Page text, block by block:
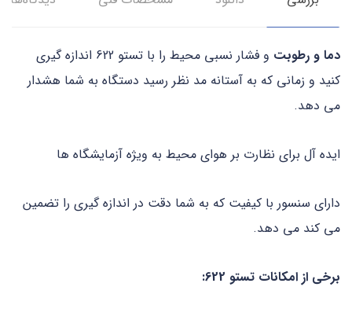
دما و رطوبت
و فشار نسبی محیط را با تستو 622 اندازه گیری
کنید و زمانی که به آستانه مد نظر رسید دستگاه به شما هشدار
می دهد.
ایده آل برای نظارت بر هوای محیط به ویژه آزمایشگاه ها
دارای سنسور با کیفیت که به شما دقت در اندازه گیری را تضمین
می کند می دهد.
برخی از امکانات تستو 622: